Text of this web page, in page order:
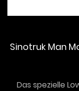
Sinotruk Man
Das spezielle